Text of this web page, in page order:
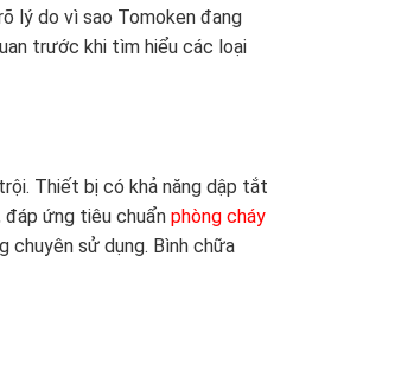
lý do vì sao Tomoken đang
trước khi tìm hiểu các loại
Thiết bị có khả năng dập tắt
đáp ứng tiêu chuẩn phòng cháy
chuyên sử dụng. Bình chữa